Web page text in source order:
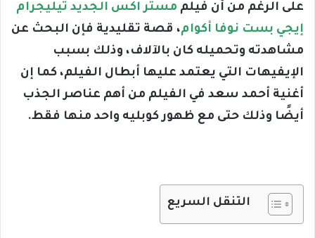
على الرغم من أن فيلم مستر اكس الجديد تيليجرام
إيجي بست نوفا أكوام، قصة تقليدية فإن البحث عن
مشاهدته وتحميله كان بالآلاف، وذلك بسبب
الإيفيهات التي يعتمد عليها أبطال الفيلم، كما إن
أغنية أحمد سعد في الفيلم من أهم عناصر الجذب
أيضًا وذلك حتى مع ظهور كوبليه واحد منها فقط.
التنقل السريع